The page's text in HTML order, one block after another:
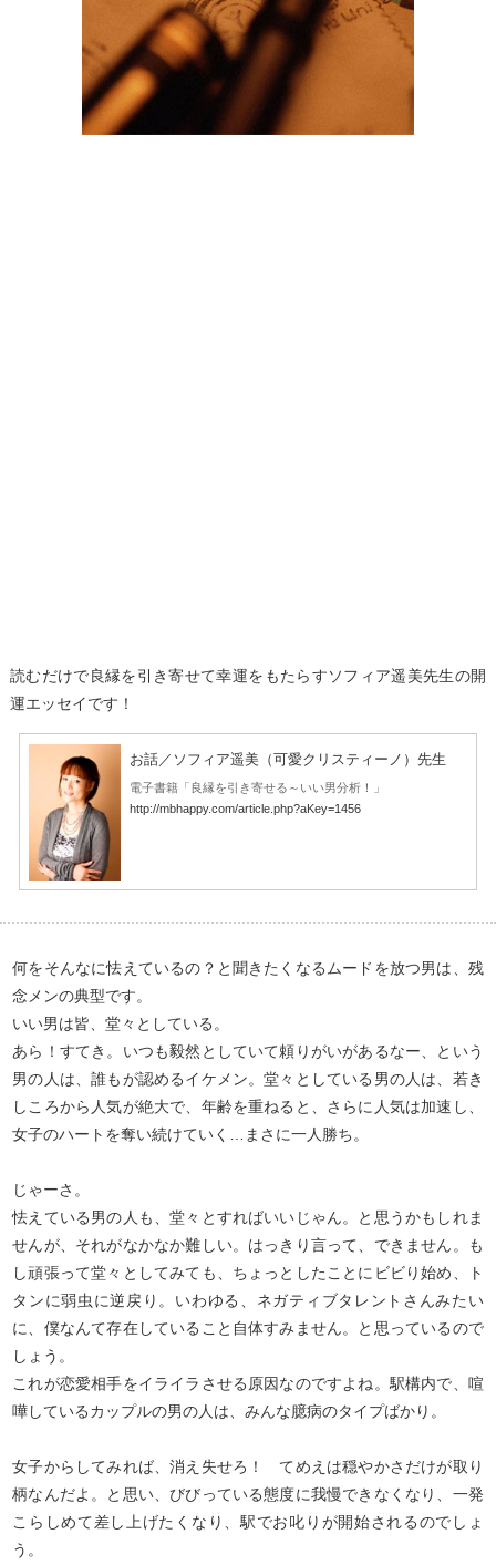
読むだけで良縁を引き寄せて幸運をもたらすソフィア遥美先生の開
運エッセイです！
お話／ソフィア遥美（可愛クリスティーノ）先生
電子書籍「良縁を引き寄せる～いい男分析！」
http://mbhappy.com/article.php?aKey=1456
何をそんなに怯えているの？と聞きたくなるムードを放つ男は、残
念メンの典型です。
いい男は皆、堂々としている。
あら！すてき。いつも毅然としていて頼りがいがあるなー、という
男の人は、誰もが認めるイケメン。堂々としている男の人は、若き
しころから人気が絶大で、年齢を重ねると、さらに人気は加速し、
女子のハートを奪い続けていく…まさに一人勝ち。
じゃーさ。
怯えている男の人も、堂々とすればいいじゃん。と思うかもしれま
せんが、それがなかなか難しい。はっきり言って、できません。も
し頑張って堂々としてみても、ちょっとしたことにビビり始め、ト
タンに弱虫に逆戻り。いわゆる、ネガティブタレントさんみたい
に、僕なんて存在していること自体すみません。と思っているので
しょう。
これが恋愛相手をイライラさせる原因なのですよね。駅構内で、喧
嘩しているカップルの男の人は、みんな臆病のタイプばかり。
女子からしてみれば、消え失せろ！ てめえは穏やかさだけが取り
柄なんだよ。と思い、びびっている態度に我慢できなくなり、一発
こらしめて差し上げたくなり、駅でお叱りが開始されるのでしょ
う。